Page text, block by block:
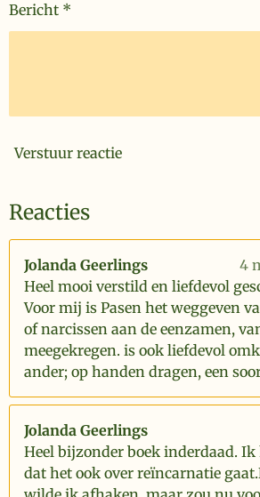
Bericht *
Verstuur reactie
Reacties
Jolanda Geerlings
4
Heel mooi verstild en liefdevol
Voor mij is Pasen het weggeven
of narcissen aan de eenzamen,
meegekregen. is ook liefdevol
ander; op handen dragen, een
Jolanda Geerlings
Heel bijzonder boek inderdaad.
dat het ook over reïncarnatie